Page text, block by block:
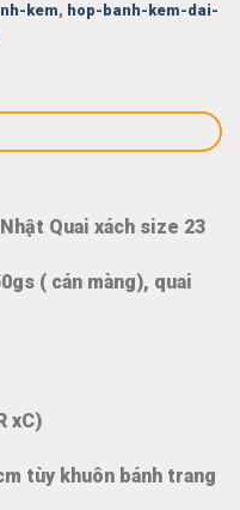
kem, hop-banh-kem-dai-
Quai xách size 23
( cán màng), quai
xC)
tùy khuôn bánh trang